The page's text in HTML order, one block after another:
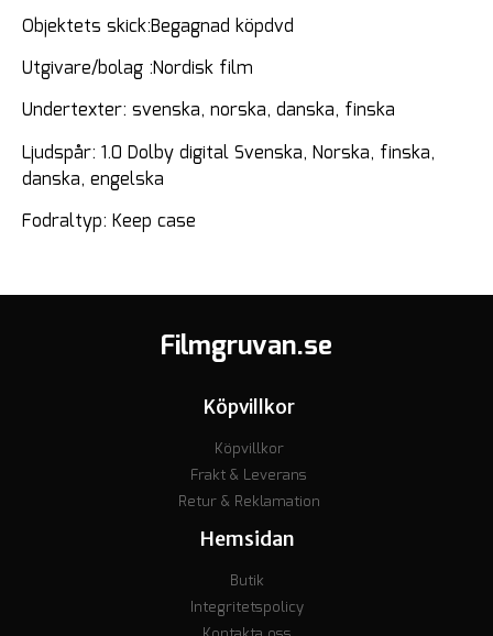
Objektets skick:Begagnad köpdvd
Utgivare/bolag :Nordisk film
Undertexter: svenska, norska, danska, finska
Ljudspår: 1.0 Dolby digital Svenska, Norska, finska,
danska, engelska
Fodraltyp: Keep case
Filmgruvan.se
Köpvillkor
Köpvillkor
Frakt & Leverans
Retur & Reklamation
Hemsidan
Butik
Integritetspolicy